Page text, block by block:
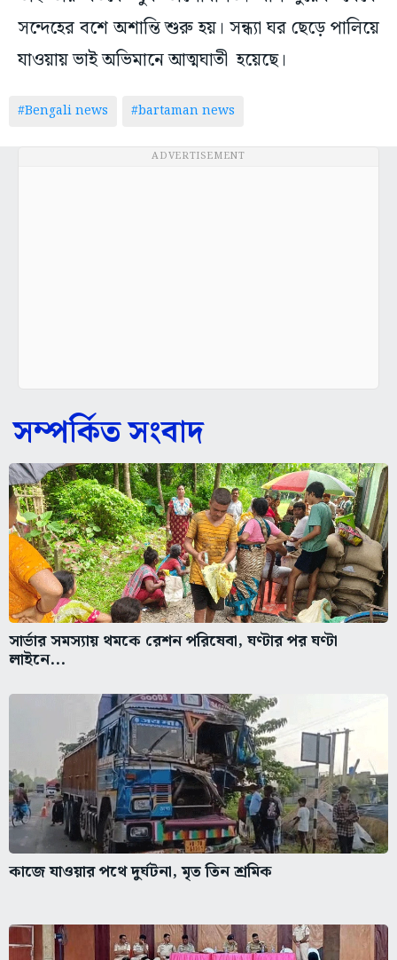
সন্দেহের বশে অশান্তি শুরু হয়। সন্ধ্যা ঘর ছেড়ে পালিয়ে
যাওয়ায় ভাই অভিমানে আত্মঘাতী হয়েছে।
#Bengali news #bartaman news
ADVERTISEMENT
সম্পর্কিত সংবাদ
সার্ভার সমস্যায় থমকে রেশন পরিষেবা, ঘণ্টার পর ঘণ্টা
লাইনে...
কাজে যাওয়ার পথে দুর্ঘটনা, মৃত তিন শ্রমিক